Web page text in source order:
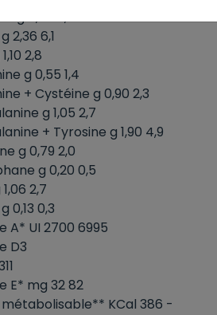
g 0,86 2,2
2,36 6,1
2,8
g 0,55 1,4
+ Cystéine g 0,90 2,3
g 1,05 2,7
+ Tyrosine g 1,90 4,9
g 0,79 2,0
g 0,20 0,5
2,7
0,13 0,3
A* UI 2700 6995
D3
E* mg 32 82
métabolisable** KCal 386 -